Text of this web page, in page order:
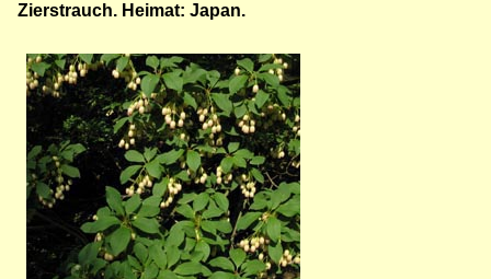
Zierstrauch. Heimat: Japan.
Bild